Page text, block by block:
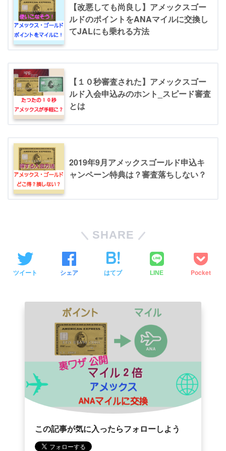
【改悪しても尚良し】アメックスゴー
ルドのポイントをANAマイルに交換し
てJALにも乗れる方法
【１０秒審査された】アメックスゴー
ルド入会申込みのホント_スピード審査
とは
2019年9月アメックスゴールド申込キ
ャンペーン特典は？審査落ちしない？
SHARE
ツイート シェア はてブ LINE Pocket
この記事が気に入ったらフォローしよう